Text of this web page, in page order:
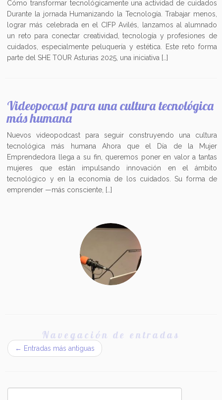
Cómo transformar tecnológicamente una actividad de cuidados
Durante la jornada Humanizando la Tecnología. Trabajar menos,
lograr más celebrada en el CIFP Avilés, lanzamos al alumnado
un reto para conectar creatividad, tecnología y profesiones de
cuidados, especialmente peluquería y estética. Este reto forma
parte del SHE TOUR Asturias 2025, una iniciativa […]
Videopocast para una cultura tecnológica
más humana
Nuevos videopodcast para seguir construyendo una cultura
tecnológica más humana Ahora que el Día de la Mujer
Emprendedora llega a su fin, queremos poner en valor a tantas
mujeres que están impulsando innovación en el ámbito
tecnológico y en la economía de los cuidados. Su forma de
emprender —más consciente, […]
Navegación de entradas
← Entradas más antiguas